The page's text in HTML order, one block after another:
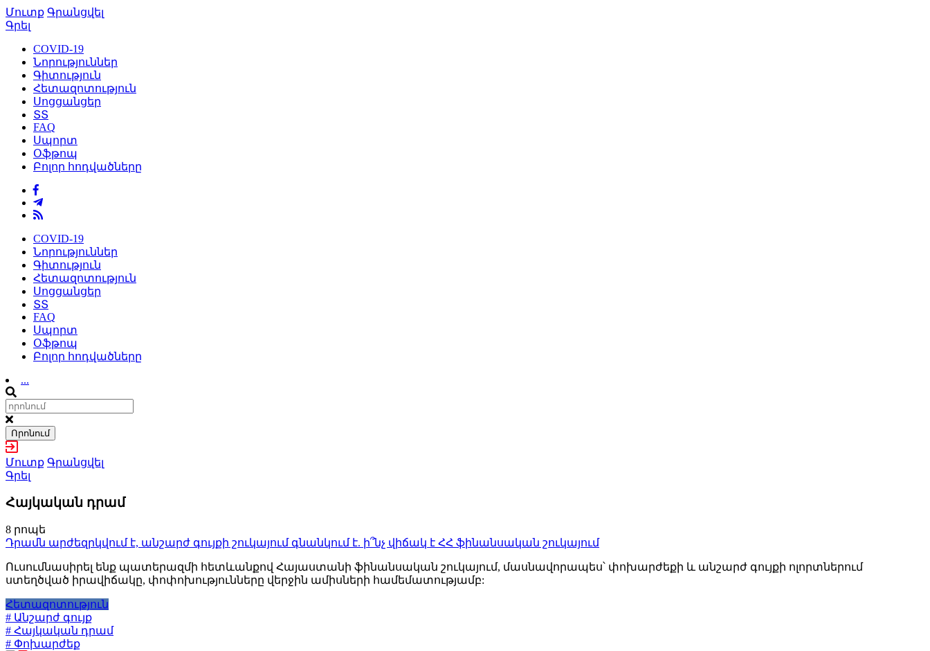
Մուտք Գրանցվել
Գրել
COVID-19
Նորություններ
Գիտություն
Հետազոտություն
Սոցցանցեր
ՏՏ
FAQ
Սպորտ
Օֆթոպ
Բոլոր հոդվածները
COVID-19
Նորություններ
Գիտություն
Հետազոտություն
Սոցցանցեր
ՏՏ
FAQ
Սպորտ
Օֆթոպ
Բոլոր հոդվածները
...
Որոնում
Մուտք Գրանցվել
Գրել
Հայկական դրամ
8 րոպե
Դրամն արժեզրկվում է, անշարժ գույքի շուկայում գնանկում է. ի՞նչ վիճակ է ՀՀ ֆինանսական շուկայում
Ուսումնասիրել ենք պատերազմի հետևանքով Հայաստանի ֆինանսական շուկայում, մասնավորապես՝ փոխարժեքի և անշարժ գույքի ոլորտներում
ստեղծված իրավիճակը, փոփոխությունները վերջին ամիսների համեմատությամբ:
Հետազոտություն
# Անշարժ գույք
# Հայկական դրամ
# Փոխարժեք